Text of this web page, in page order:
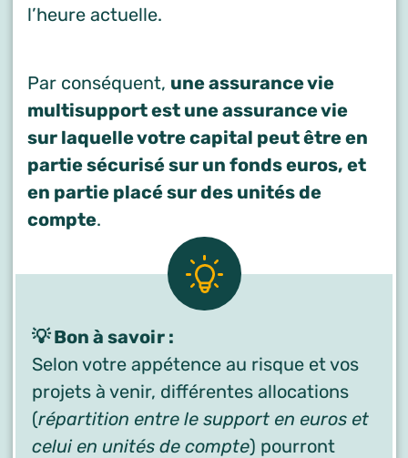
l’heure actuelle.
Par conséquent, une assurance vie
multisupport est une assurance vie
sur laquelle votre capital peut être en
partie sécurisé sur un fonds euros, et
en partie placé sur des unités de
compte.
💡 Bon à savoir :
Selon votre appétence au risque et vos
projets à venir, différentes allocations
(répartition entre le support en euros et
celui en unités de compte) pourront